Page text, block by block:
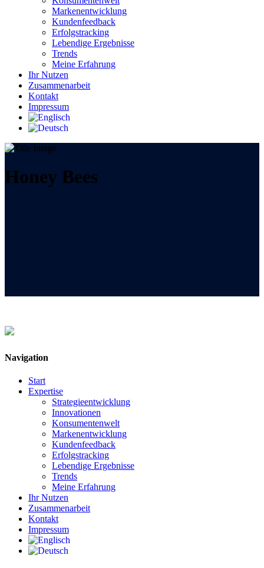
Markenentwicklung
Kundenfeedback
Erfolgstracking
Lebendige Ergebnisse
Trends
Meine Erfahrung
Ihr Nutzen
Zusammenarbeit
Kontakt
Impressum
Honey Bees
Navigation
Start
Expertise
Strategieentwicklung
Innovationen
Konsumentenwelt
Markenentwicklung
Kundenfeedback
Erfolgstracking
Lebendige Ergebnisse
Trends
Meine Erfahrung
Ihr Nutzen
Zusammenarbeit
Kontakt
Impressum